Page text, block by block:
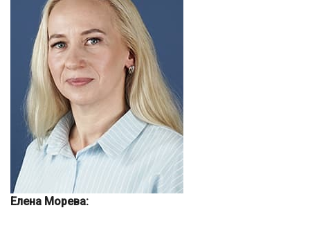
Елена Морева: